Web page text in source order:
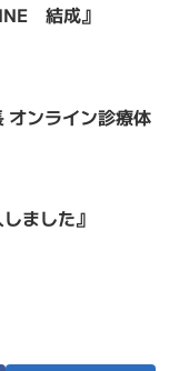
結成』
オンライン診療体
ました』